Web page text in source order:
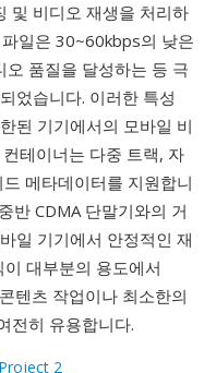
및 비디오 재생을 처리하
일은 30~60kbps의 낮은
품질을 달성하는 등 극
었습니다. 이러한 특성
된 기기에서의 모바일 비
테이너는 다중 트랙, 자
메타데이터를 지원합니
반 CDMA 단말기와의 거
일 기기에서 안정적인 재
대부분의 용도에서
텐츠 작업이나 최소한의
전히 유용합니다.
2